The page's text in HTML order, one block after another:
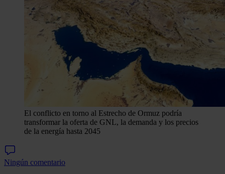
El conflicto en torno al Estrecho de Ormuz podría
transformar la oferta de GNL, la demanda y los precios
de la energía hasta 2045
Ningún comentario